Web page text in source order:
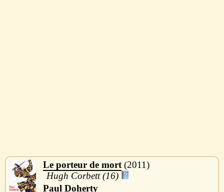
Le porteur de mort 2011
Hugh Corbett (16)
Paul Doherty